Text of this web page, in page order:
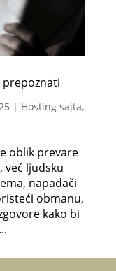
prepoznati
| Hosting sajta,
oblik prevare
već ljudsku
napadači
obmanu,
kako bi